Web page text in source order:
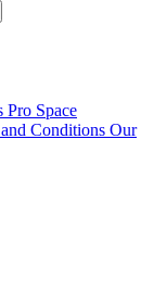
Pro Space
Conditions Our